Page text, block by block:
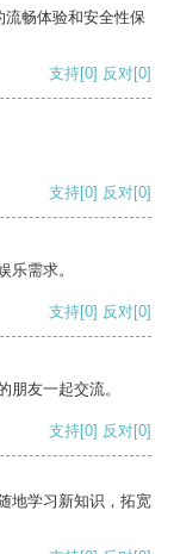
畅体验和安全性保
支持[0] 反对[0]
支持[0] 反对[0]
乐需求。
支持[0] 反对[0]
朋友一起交流。
支持[0] 反对[0]
地学习新知识，拓宽